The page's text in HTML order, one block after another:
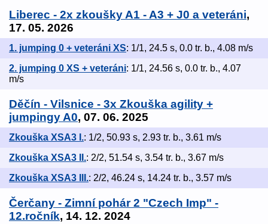
Liberec - 2x zkoušky A1 - A3 + J0 a veteráni,
17. 05. 2026
1. jumping 0 + veteráni XS: 1/1, 24.5 s, 0.0 tr. b., 4.08 m/s
2. jumping 0 XS + veteráni: 1/1, 24.56 s, 0.0 tr. b., 4.07
m/s
Děčín - Vilsnice - 3x Zkouška agility +
jumpingy A0, 07. 06. 2025
Zkouška XSA3 I.: 1/2, 50.93 s, 2.93 tr. b., 3.61 m/s
Zkouška XSA3 II.: 2/2, 51.54 s, 3.54 tr. b., 3.67 m/s
Zkouška XSA3 III.: 2/2, 46.24 s, 14.24 tr. b., 3.57 m/s
Čerčany - Zimní pohár 2 "Czech Imp" -
12.ročník, 14. 12. 2024